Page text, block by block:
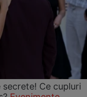
Ce cupluri